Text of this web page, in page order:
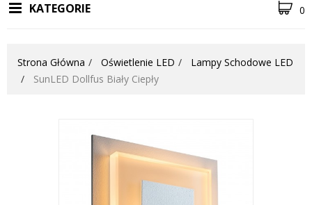
KATEGORIE 0
Strona Główna Oświetlenie LED
Lampy Schodowe LED
SunLED Dollfus Biały Ciepły